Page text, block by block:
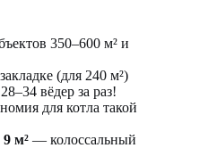
350–600 м² и
(для 240 м²)
вёдер за раз!
для котла такой
м² — колоссальный